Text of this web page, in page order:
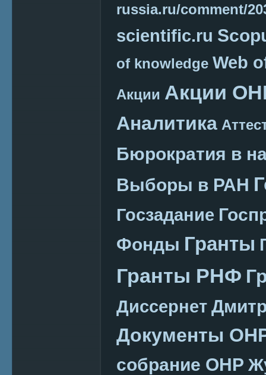
russia.ru/comment/
scientific.ru
of knowledge Web
Акции Акции
Аналитика
Бюрократия в
Выборы в РАН
Госзадание
Фонды Гранты
Гранты РНФ
Диссернет
Документы
собрание ОНР